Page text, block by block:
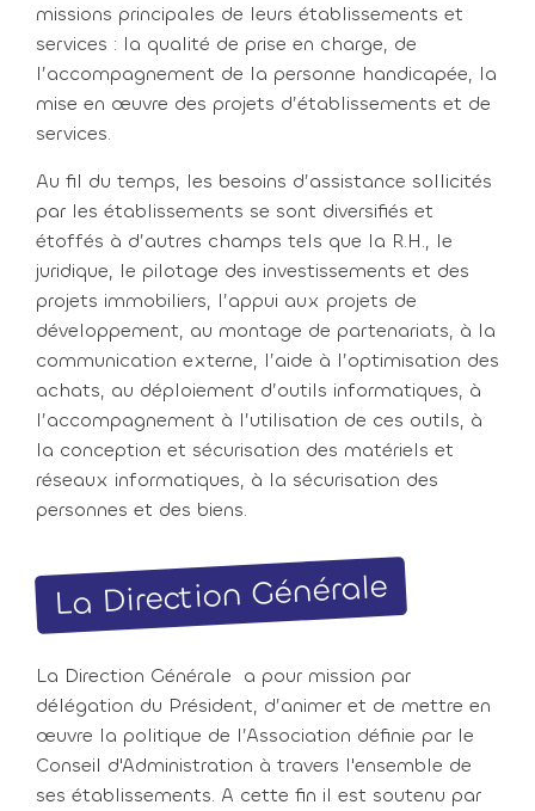
missions principales de leurs établissements et
services : la qualité de prise en charge, de
l’accompagnement de la personne handicapée, la
mise en œuvre des projets d’établissements et de
services.
Au fil du temps, les besoins d’assistance sollicités
par les établissements se sont diversifiés et
étoffés à d’autres champs tels que la R.H., le
juridique, le pilotage des investissements et des
projets immobiliers, l’appui aux projets de
développement, au montage de partenariats, à la
communication externe, l’aide à l’optimisation des
achats, au déploiement d’outils informatiques, à
l’accompagnement à l’utilisation de ces outils, à
la conception et sécurisation des matériels et
réseaux informatiques, à la sécurisation des
personnes et des biens.
La Direction Générale
La Direction Générale a pour mission par
délégation du Président, d’animer et de mettre en
œuvre la politique de l’Association définie par le
Conseil d'Administration à travers l'ensemble de
ses établissements. A cette fin il est soutenu par